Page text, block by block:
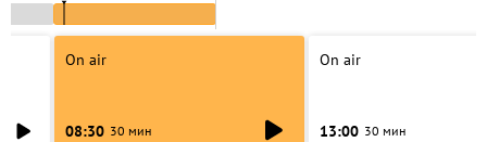
On air
08:30 30 мин
On air
13:00 30 мин